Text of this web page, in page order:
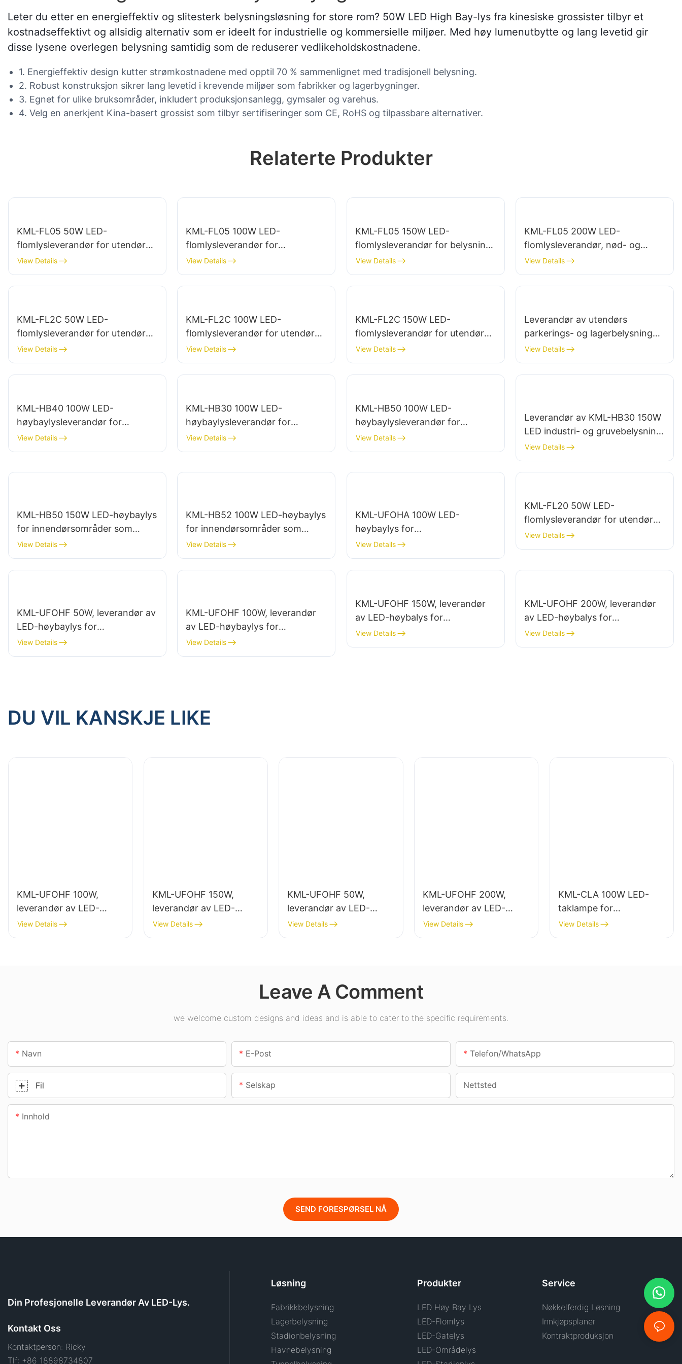
Leter du etter en energieffektiv og slitesterk belysningsløsning for store rom? 50W LED High Bay-lys fra kinesiske grossister tilbyr et
kostnadseffektivt og allsidig alternativ som er ideelt for industrielle og kommersielle miljøer. Med høy lumenutbytte og lang levetid gir
disse lysene overlegen belysning samtidig som de reduserer vedlikeholdskostnadene.
1. Energieffektiv design kutter strømkostnadene med opptil 70 % sammenlignet med tradisjonell belysning.
2. Robust konstruksjon sikrer lang levetid i krevende miljøer som fabrikker og lagerbygninger.
3. Egnet for ulike bruksområder, inkludert produksjonsanlegg, gymsaler og varehus.
4. Velg en anerkjent Kina-basert grossist som tilbyr sertifiseringer som CE, RoHS og tilpassbare alternativer.
Relaterte Produkter
KML-FL05 50W LED-
flomlysleverandør for utendørs
bygningsfasader og belysning
av åpne områder
View Details
KML-FL05 100W LED-
flomlysleverandør for
bygningsfasader og belysning
av byggeplasser
View Details
KML-FL05 150W LED-
flomlysleverandør for belysning
av parkeringsplasser og
lagerområder
View Details
KML-FL05 200W LED-
flomlysleverandør, nød- og
katastrofebelysning på steder
View Details
KML-FL2C 50W LED-
flomlysleverandør for utendørs
reklametavler og store
skiltbelysninger
View Details
KML-FL2C 100W LED-
flomlysleverandør for utendørs
reklametavler og store
skiltbelysninger
View Details
KML-FL2C 150W LED-
flomlysleverandør for utendørs
vegg- og områdebelysning
View Details
Leverandør av utendørs
parkerings- og lagerbelysning
KML-FL2C 200W LED-flomlys
View Details
KML-HB40 100W LED-
høybaylysleverandør for
innendørsbelysning i fabrikker,
lagerbygninger osv.
View Details
KML-HB30 100W LED-
høybaylysleverandør for
innendørsbelysning i fabrikker,
lagerbygninger osv.
View Details
KML-HB50 100W LED-
høybaylysleverandør for
innendørs belysning i fabrikker,
lagerbygninger osv.
View Details
Leverandør av KML-HB30 150W
LED industri- og gruvebelysning
for innendørsområder som
treningsstudioer og
lagerbygninger.
View Details
KML-HB50 150W LED-høybaylys
for innendørsområder som
reparasjonsverksteder og
lagerbygninger.
View Details
KML-HB52 100W LED-høybaylys
for innendørsområder som
industrielle fabrikkbygninger og
lagerbygninger.
View Details
KML-UFOHA 100W LED-
høybaylys for
innendørsområder som
industrielle fabrikkbygninger og
lagerbygninger.
View Details
KML-FL20 50W LED-
flomlysleverandør for utendørs
reklametavler og store
skiltbelysninger
View Details
KML-UFOHF 50W, leverandør av
LED-høybaylys for
industrianlegg, lagerbygninger
og andre
View Details
KML-UFOHF 100W, leverandør
av LED-høybaylys for
industrianlegg, lagerbygninger
og andre
View Details
KML-UFOHF 150W, leverandør
av LED-høybalys for
innendørsbelysning i
industrianlegg, gymsaler osv.
View Details
KML-UFOHF 200W, leverandør
av LED-høybalys for
innendørsbelysning i
utstillingshaller, gymsaler osv.
View Details
DU VIL KANSKJE LIKE
KML-UFOHF 100W,
leverandør av LED-
høybaylys for
industrianlegg,
View Details
KML-UFOHF 150W,
leverandør av LED-
høybalys for
innendørsbelysning i
View Details
KML-UFOHF 50W,
leverandør av LED-
høybaylys for
industrianlegg,
View Details
KML-UFOHF 200W,
leverandør av LED-
høybalys for
innendørsbelysning i
View Details
KML-CLA 100W LED-
taklampe for
innendørsområder som
bensinstasjoner og
View Details
Leave A Comment
we welcome custom designs and ideas and is able to cater to the specific requirements.
Navn E-Post Telefon/whatsApp
Fil Selskap Nettsted
Innhold
SEND FORESPØRSEL NÅ
Din Profesjonelle Leverandør Av LED-Lys.
Kontakt Oss
Kontaktperson: Ricky
Tlf: +86 18898734807
Løsning
Fabrikkbelysning
Lagerbelysning
Stadionbelysning
Havnebelysning
Produkter
LED Høy Bay Lys
LED-Flomlys
LED-Gatelys
LED-Områdelys
Service
Nøkkelferdig Løsning
Innkjøpsplaner
Kontraktproduksjon